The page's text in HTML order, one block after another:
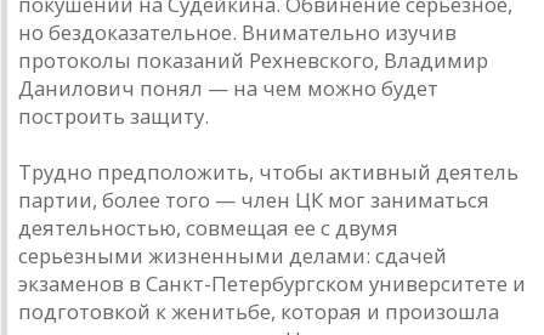
но бездоказательное. Внимательно изучив
протоколы показаний Рехневского, Владимир
Данилович понял — на чем можно будет
построить защиту.
Трудно предположить, чтобы активный деятель
партии, более того — член ЦК мог заниматься
деятельностью, совмещая ее с двумя
серьезными жизненными делами: сдачей
экзаменов в Санкт-Петербургском университете и
подготовкой к женитьбе, которая и произошла